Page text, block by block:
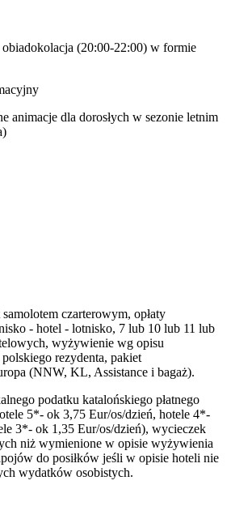
(20:00-22:00) w formie
animacje dla dorosłych w sezonie letnim
czarterowym, opłaty
- hotel - lotnisko, 7 lub 10 lub 11 lub
wyżywienie wg opisu
rezydenta, pakiet
(NNW, KL, Assistance i bagaż).
podatku katalońskiego płatnego
5*- ok 3,75 Eur/os/dzień, hotele 4*-
3*- ok 1,35 Eur/os/dzień), wycieczek
niż wymienione w opisie wyżywienia
do posiłków jeśli w opisie hoteli nie
wydatków osobistych.